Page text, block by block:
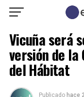
Vicuña será
versión de
del Hábitat
Publicado hace